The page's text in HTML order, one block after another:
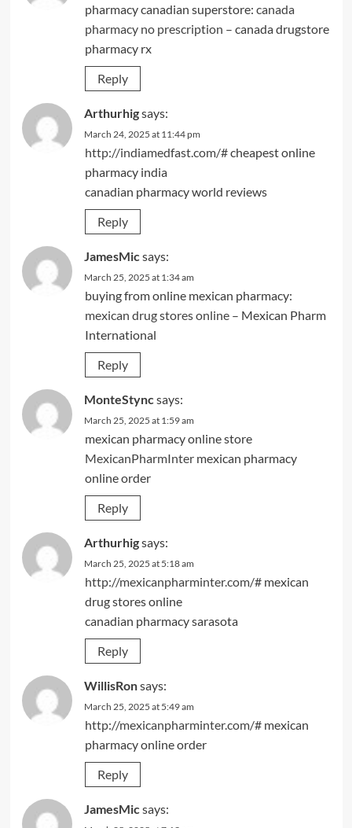
pharmacy canadian superstore: canada
pharmacy no prescription – canada drugstore
pharmacy rx
Reply
Arthurhigsays:
March 24, 2025 at 11:44 pm
http://indiamedfast.com/#cheapest online
pharmacy india
canadian pharmacy world reviews
Reply
JamesMic says:
March 25, 2025 at 1:34 am
buying from online mexican pharmacy:
mexican drug stores online– Mexican Pharm
International
Reply
MonteStync says:
March 25, 2025 at 1:59 am
mexican pharmacy online store
MexicanPharmIntermexican pharmacy
online order
Reply
Arthurhigsays:
March 25, 2025 at 5:18 am
http://mexicanpharminter.com/#mexican
drug stores online
canadian pharmacy sarasota
Reply
WillisRonsays:
March 25, 2025 at 5:49 am
http://mexicanpharminter.com/#mexican
pharmacy online order
Reply
JamesMic says: